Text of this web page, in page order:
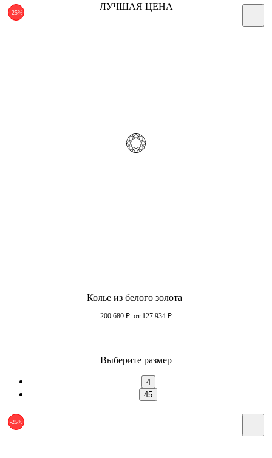
-25%
ЛУЧШАЯ ЦЕНА
Колье из белого золота
200 680 ₽ от 127 934 ₽
Выберите размер
4
45
-25%